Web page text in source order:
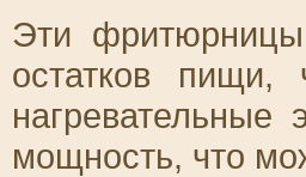
Эти
остатков пищи,
мощность, что